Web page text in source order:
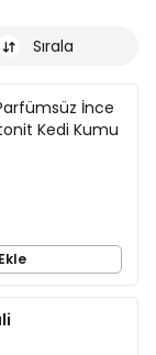
Sırala
İnce
Kedi Kumu